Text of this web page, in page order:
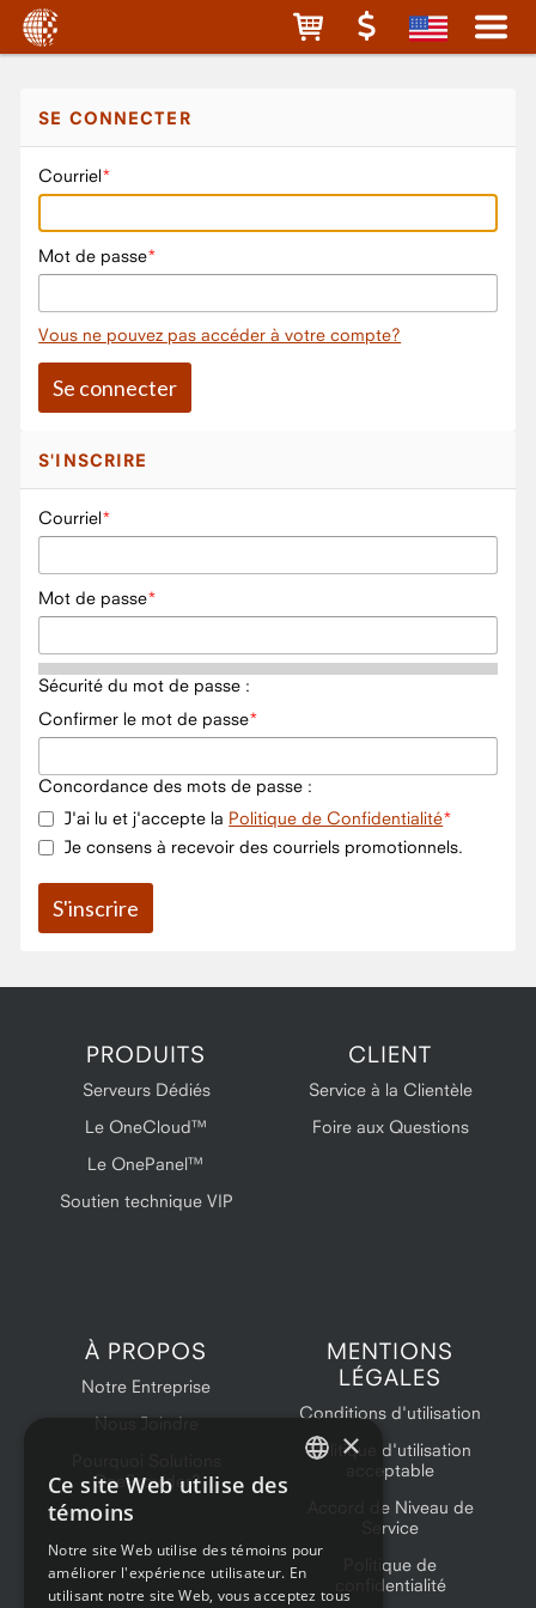
SE CONNECTER
Courriel
Mot de passe
Vous ne pouvez pas accéder à votre compte?
S'INSCRIRE
Courriel
Mot de passe
Sécurité du mot de passe :
Confirmer le mot de passe
Concordance des mots de passe :
J'ai lu et j'accepte la Politique de Confidentialité
Je consens à recevoir des courriels promotionnels.
PRODUITS
Serveurs Dédiés
Le OneCloud™
Le OnePanel™
Soutien technique VIP
CLIENT
Service à la Clientèle
Foire aux Questions
À PROPOS
Notre Entreprise
Nous Joindre
OneProvider?
MENTIONS
LÉGALES
Conditions d'utilisation
Politique d'utilisation
acceptable
Accord de Niveau de
Service
Politique de
confidentialité
×
Ce site Web utilise des
témoins
Notre site Web utilise des témoins pour
améliorer l'expérience utilisateur. En
utilisant notre site Web, vous acceptez tous